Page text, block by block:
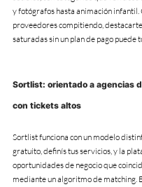
y fotógrafos hasta animación infantil.
proveedores compitiendo,
saturadas sin un plan de pago puede
Sortlist: orientado a agencias
con tickets altos
Sortlist funciona con un modelo
gratuito, definís tus servicios, y la
oportunidades de negocio que
mediante un algoritmo de matching.